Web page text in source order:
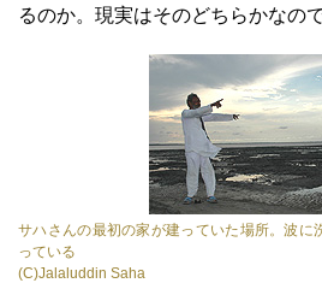
るのか。現実はそのどちらかなので
サハさんの最初の家が建っていた場所。波に
っている
(C)Jalaluddin Saha